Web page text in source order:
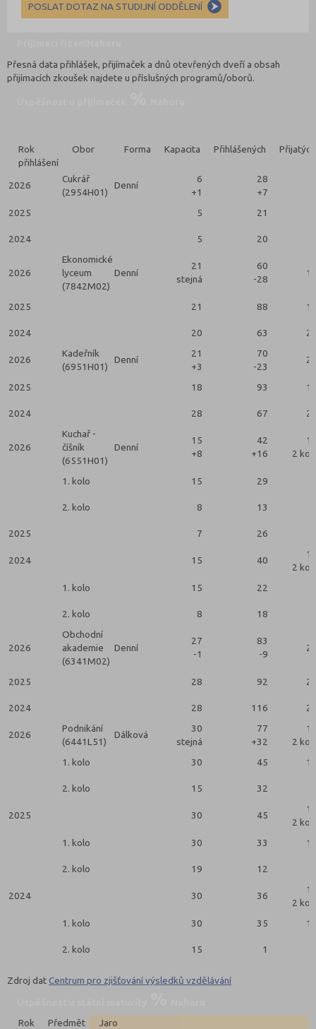
POSLAT DOTAZ NA STUDIJNÍ ODDĚLENÍ
Přesná data přihlášek, přijímaček a dnů otevřených dveří a obsah
přijímacích zkoušek najdete u příslušných programů/oborů.
Rok
přihlášení
Obor Forma Kapacita Přihlášených Přijatých
2026
Cukrář
(2954H01)
Denní
6
+1
28
+7
2025 5 21
2024 5 20
2026
Ekonomické
lyceum
(7842M02)
Denní
21
stejná
60
-28
2025 21 88
2024 20 63
2026
Kadeřník
(6951H01)
Denní
21
+3
70
-23
2025 18 93
2024 28 67
2026
Kuchař -
číšník
(6551H01)
Denní
15
+8
42
+16
2
1. kolo 15 29
2. kolo 8 13
2025 7 26
2024 15 40
2
1. kolo
15 22
2. kolo 8 18
2026
Obchodní
akademie
(6341M02)
Denní
27
-1
83
-9
2025 28 92
2024 28 116
2026
Podnikání
(6441L51)
Dálková
30
stejná
77
+32
2
1. kolo
30 45
2. kolo 15 32
2025 30 45
2
1. kolo
30 33
2. kolo 19 12
2024 30 36
2
1. kolo
30 35
2. kolo 15 1
Zdroj datCentrum pro zjišťování výsledků vzdělávání
Rok
Předmět Jaro